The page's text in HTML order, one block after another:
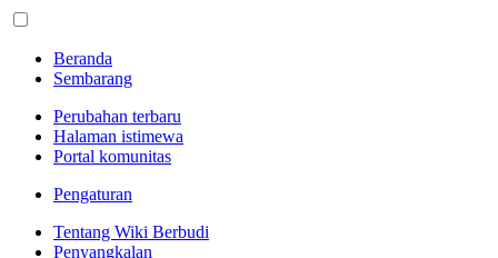
Beranda
Sembarang
Perubahan terbaru
Halaman istimewa
Portal komunitas
Pengaturan
Tentang Wiki Berbudi
Penyangkalan